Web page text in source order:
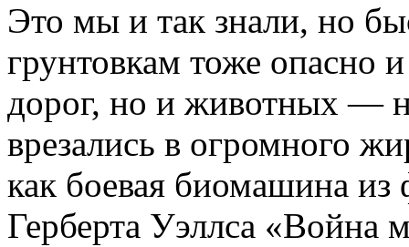
Это мы и так знали, но
грунтовкам тоже опасно
дорог, но и животных —
врезались в огромного
как боевая биомашина из
Герберта Уэллса «Война